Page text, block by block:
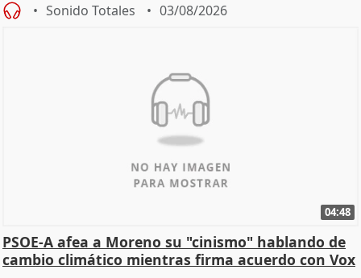
Sonido Totales 03/08/2026
04:48
PSOE-A afea a Moreno su "cinismo" hablando de
cambio climático mientras firma acuerdo con Vox